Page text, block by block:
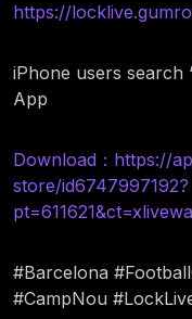
https://
iPhone users search ‘
App
Download：https://
store/id6747997192?
#Barcelona
#CampNou